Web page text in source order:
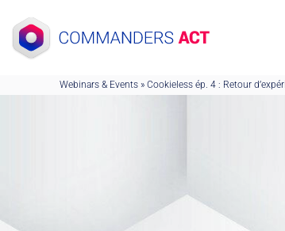
content
Webinars & Events » Cookieless ép. 4 : Retour